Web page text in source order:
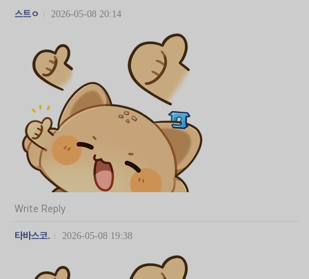
스트ㅇ 2026-05-08 20:14
Write Reply
타바스코. 2026-05-08 19:38